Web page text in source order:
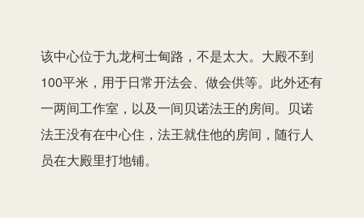
该中心位于九龙柯士甸路，不是太大。大殿不到
100平米，用于日常开法会、做会供等。此外还有
一两间工作室，以及一间贝诺法王的房间。贝诺
法王没有在中心住，法王就住他的房间，随行人
员在大殿里打地铺。